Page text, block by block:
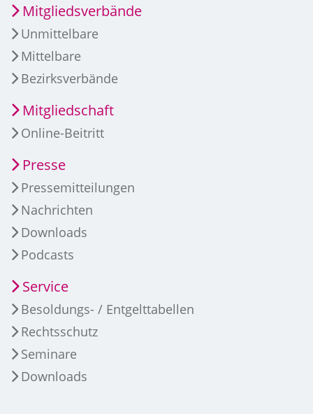
Mitgliedsverbände
Unmittelbare
Mittelbare
Bezirksverbände
Mitgliedschaft
Online-Beitritt
Presse
Pressemitteilungen
Nachrichten
Downloads
Podcasts
Service
Besoldungs- / Entgelttabellen
Rechtsschutz
Seminare
Downloads